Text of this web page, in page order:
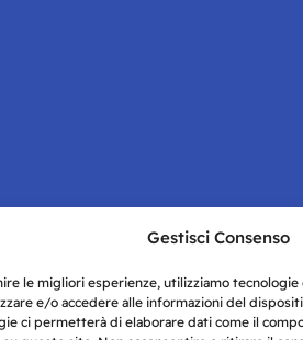
Gestisci Consenso
le migliori esperienze, utilizziamo tecnologie
e/o accedere alle informazioni del
ci permetterà di elaborare dati come il